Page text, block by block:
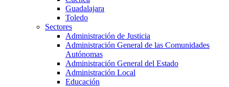
Guadalajara
Toledo
Sectores
Administración de Justicia
Administración General de las Comunidades
Autónomas
Administración General del Estado
Administración Local
Educación